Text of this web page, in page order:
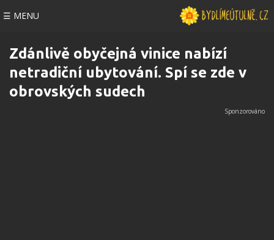
☰ MENU
Zdánlivě obyčejná vinice nabízí
netradiční ubytování. Spí se zde v
obrovských sudech